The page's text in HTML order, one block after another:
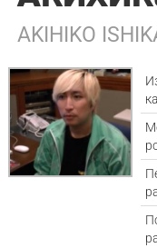
AKIHIKO